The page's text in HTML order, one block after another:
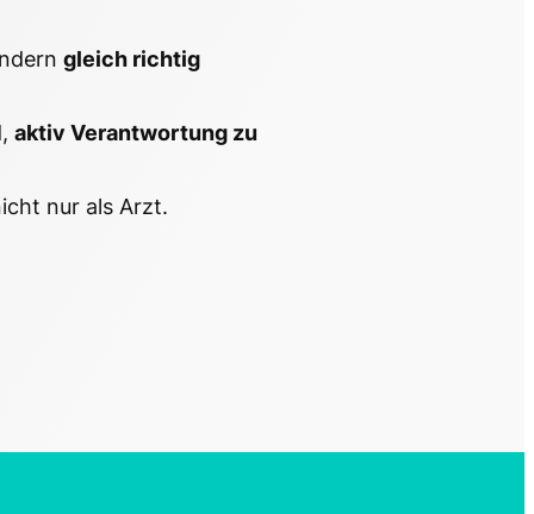
gleich richtig
aktiv Verantwortung zu
nur als Arzt.